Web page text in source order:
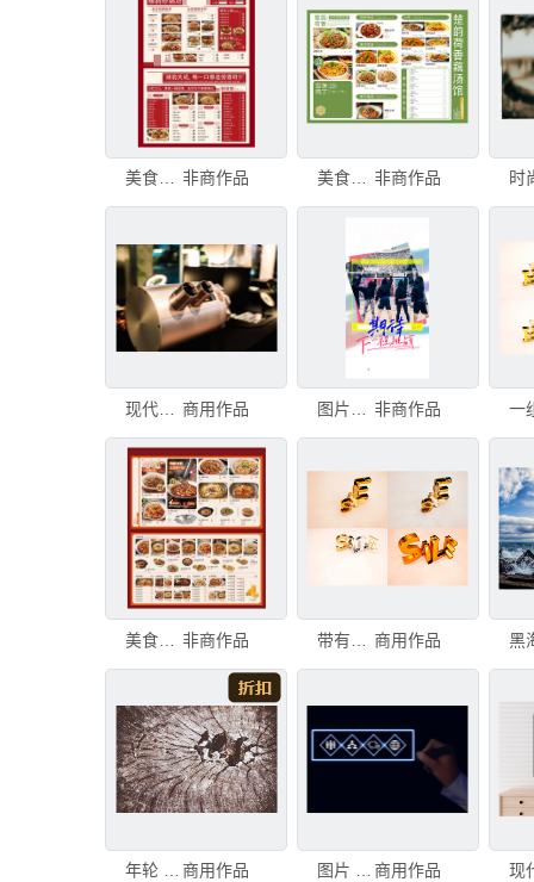
美食菜单展示图片 非商作品 美食菜单展示图片 非商作品
商用作品 非商作品
非商作品 商用作品
年轮 树干 洞 破碎的 阶调图片 自然 水平画幅 无人 特写 彩色图片 商用作品 图片 图片系统网络方案现代科技智能设备 图片网络系统在现代科技智能设备中的图片 插图图片图标符号方案 商用作品